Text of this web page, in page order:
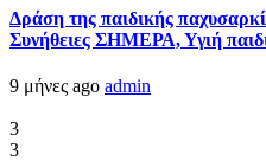
Δράση της παιδικής
Συνήθειες ΣΗΜΕΡΑ, Υγιή
9 μήνες ago admin
3
3